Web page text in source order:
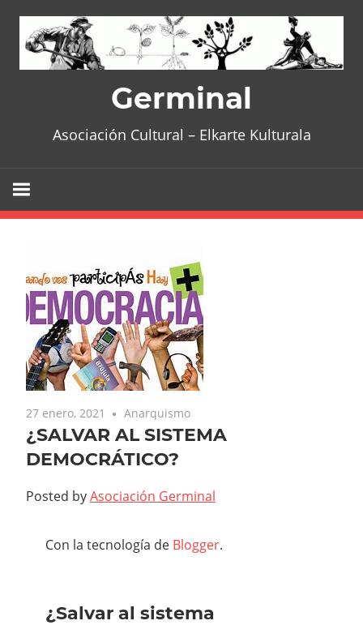
content
Germinal
Asociación Cultural – Elkarte Kulturala
27 enero, 2021 Anarquismo
¿SALVAR AL SISTEMA
DEMOCRÁTICO?
Posted byAsociación Germinal
Con la tecnología de Blogger.
¿Salvar al sistema